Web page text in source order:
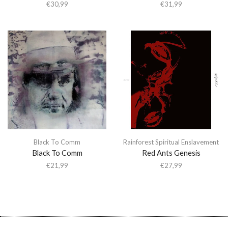
€30,99 €31,99
Black To Comm
Black To Comm
€21,99
Rainforest Spiritual Enslavement
Red Ants Genesis
€27,99